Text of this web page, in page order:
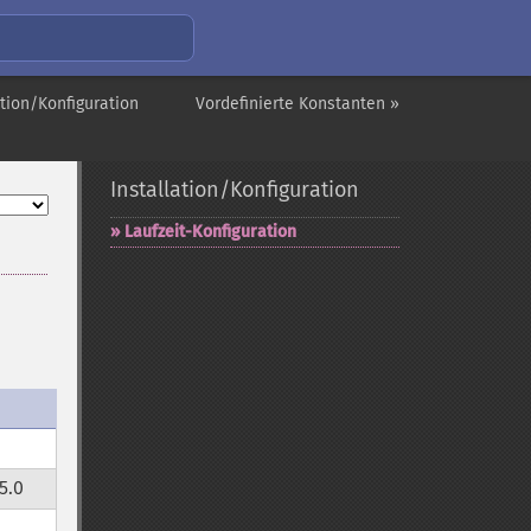
Vordefinierte Konstanten »
Konfiguration
Installation/Konfiguration
Laufzeit-​Konfiguration